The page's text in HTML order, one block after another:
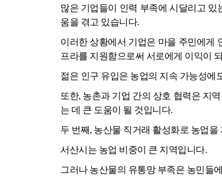
많은 기업들이 인력 부족에 시달리고
움을 겪고 있습니다.
이러한 상황에서 기업은 마을 주민에게
프라를 지원함으로써 서로에게 이익이
젊은 인구 유입은 농업의 지속 가능성에
또한, 농촌과 기업 간의 상호 협력은 지
는 데 큰 도움이 될 것입니다.
두 번째, 농산물 직거래 활성화로 농업을
서산시는 농업 비중이 큰 지역입니다.
그러나 농산물의 유통망 부족은 농민들